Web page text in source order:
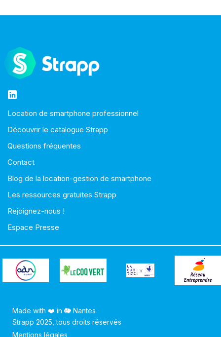
Location de smartphone professionnel
Découvrir le catalogue Strapp
Questions fréquentes
Contact
Blog de la location-gestion de smartphone
Les ressources gratuites Strapp
Rejoignez-nous !
Espace Presse
Made with ❤️ in 🐘 Nantes
Strapp 2025, tous droits réservés
Mentions légales